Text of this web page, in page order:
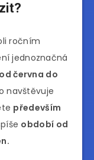
ročním
jednoznačná
června do
navštěvuje
především
období od